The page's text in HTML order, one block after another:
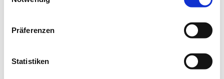
Präferenzen
Statistiken